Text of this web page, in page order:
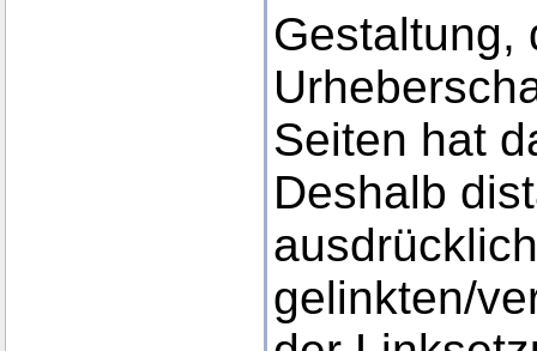
Gestaltung,
Seiten hat
Deshalb
gelinkten/